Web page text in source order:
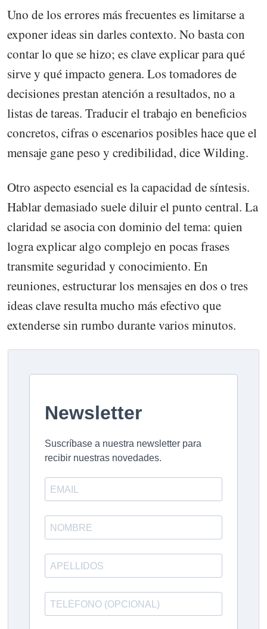
Uno de los errores más frecuentes es limitarse a
exponer ideas sin darles contexto. No basta con
contar lo que se hizo; es clave explicar para qué
sirve y qué impacto genera. Los tomadores de
decisiones prestan atención a resultados, no a
listas de tareas. Traducir el trabajo en beneficios
concretos, cifras o escenarios posibles hace que el
mensaje gane peso y credibilidad, dice Wilding.
Otro aspecto esencial es la capacidad de síntesis.
Hablar demasiado suele diluir el punto central. La
claridad se asocia con dominio del tema: quien
logra explicar algo complejo en pocas frases
transmite seguridad y conocimiento. En
reuniones, estructurar los mensajes en dos o tres
ideas clave resulta mucho más efectivo que
extenderse sin rumbo durante varios minutos.